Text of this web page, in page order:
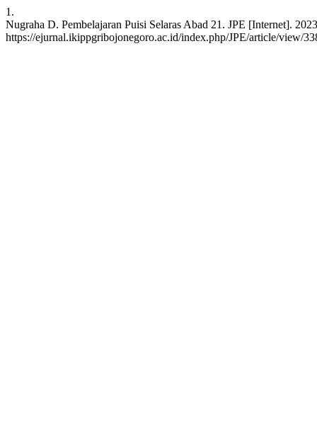
1.
Nugraha D. Pembelajaran Puisi Selaras Abad 21. JPE [Internet].
https://ejurnal.ikippgribojonegoro.ac.id/index.php/JPE/article/view/